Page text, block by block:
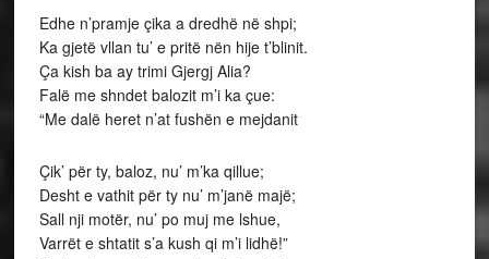
Edhe n’pramje çika a dredhë në shpi;
Ka gjetë vllan tu’ e pritë nën hije t’blinit.
Ça kish ba ay trimi Gjergj Alia?
Falë me shndet balozit m’i ka çue:
“Me dalë heret n’at fushën e mejdanit
Çik’ për ty, baloz, nu’ m’ka qillue;
Desht e vathit për ty nu’ m’janë majë;
Sall nji motër, nu’ po muj me lshue,
Varrët e shtatit s’a kush qi m’i lidhë!”